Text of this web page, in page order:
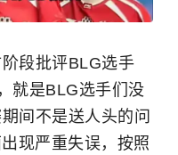
段批评BLG选手
就是BLG选手们没
间不是送人头的问
现严重失误，按照